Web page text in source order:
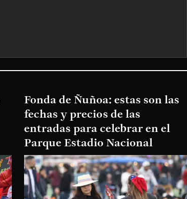
Fonda de Ñuñoa: estas son las
fechas y precios de las
entradas para celebrar en el
Parque Estadio Nacional